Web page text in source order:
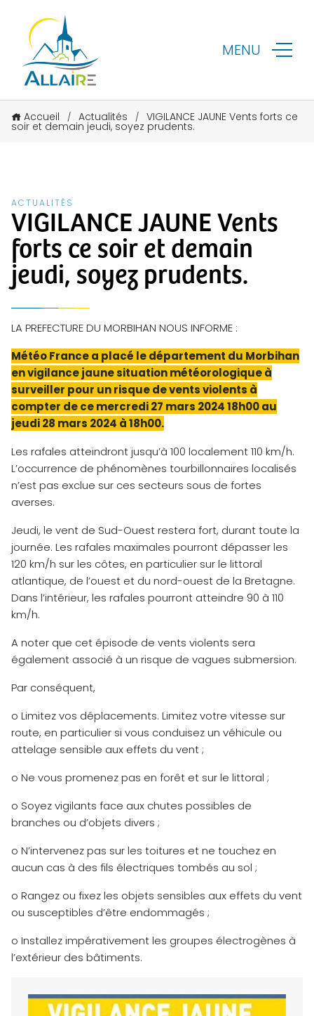
MENU
Accueil / Actualités / VIGILANCE JAUNE Vents forts ce
soir et demain jeudi, soyez prudents.
ACTUALITÉS
VIGILANCE JAUNE Vents
forts ce soir et demain
jeudi, soyez prudents.
LA PREFECTURE DU MORBIHAN NOUS INFORME :
Météo France a placé le département du Morbihan
en vigilance jaune situation météorologique à
surveiller pour un risque de vents violents à
compter de ce mercredi 27 mars 2024 18h00 au
jeudi 28 mars 2024 à 18h00.
Les rafales atteindront jusqu’à 100 localement 110 km/h.
L’occurrence de phénomènes tourbillonnaires localisés
n’est pas exclue sur ces secteurs sous de fortes
averses.
Jeudi, le vent de Sud-Ouest restera fort, durant toute la
journée. Les rafales maximales pourront dépasser les
120 km/h sur les côtes, en particulier sur le littoral
atlantique, de l’ouest et du nord-ouest de la Bretagne.
Dans l’intérieur, les rafales pourront atteindre 90 à 110
km/h.
A noter que cet épisode de vents violents sera
également associé à un risque de vagues submersion.
Par conséquent,
o Limitez vos déplacements. Limitez votre vitesse sur
route, en particulier si vous conduisez un véhicule ou
attelage sensible aux effets du vent ;
o Ne vous promenez pas en forêt et sur le littoral ;
o Soyez vigilants face aux chutes possibles de
branches ou d’objets divers ;
o N’intervenez pas sur les toitures et ne touchez en
aucun cas à des fils électriques tombés au sol ;
o Rangez ou fixez les objets sensibles aux effets du vent
ou susceptibles d’être endommagés ;
o Installez impérativement les groupes électrogènes à
l’extérieur des bâtiments.